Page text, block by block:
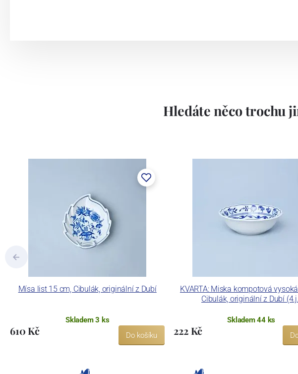
Hledáte něco trochu
Mísa list 15 cm, Cibulák, originální z Dubí
Skladem 3 ks
610 Kč Do košíku
KVARTA: Miska kompotová
Cibulák, originální z Dubí
Skladem 44 ks
222 Kč